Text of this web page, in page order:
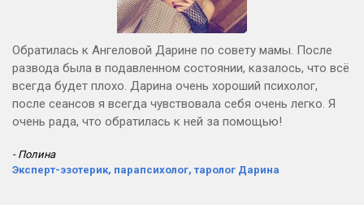
Обратилась к Ангеловой Дарине по совету мамы. После
развода была в подавленном состоянии, казалось, что всё
всегда будет плохо. Дарина очень хороший психолог,
после сеансов я всегда чувствовала себя очень легко. Я
очень рада, что обратилась к ней за помощью!
- Полина
Эксперт-эзотерик, парапсихолог, таролог Дарина